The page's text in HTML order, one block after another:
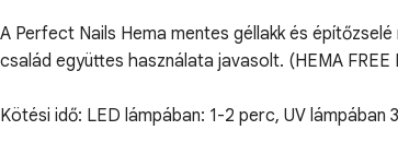
A Perfect Nails Hema mentes géllakk és
család együttes használata javasolt. (HEMA FREE
Kötési idő: LED lámpában: 1-2 perc, UV